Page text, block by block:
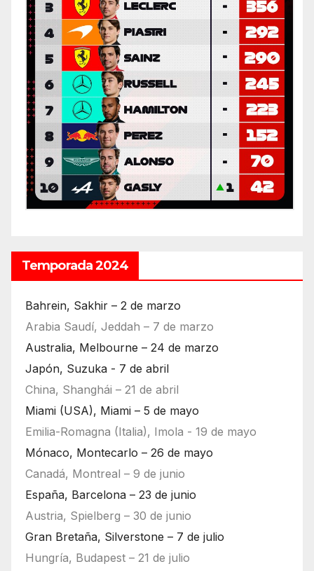
Temporada 2024
Bahrein, Sakhir – 2 de marzo
Arabia Saudí, Jeddah – 7 de marzo
Australia, Melbourne – 24 de marzo
Japón, Suzuka - 7 de abril
China, Shanghái – 21 de abril
Miami (USA), Miami – 5 de mayo
Emilia-Romagna (Italia), Imola - 19 de mayo
Mónaco, Montecarlo – 26 de mayo
Canadá, Montreal – 9 de junio
España, Barcelona – 23 de junio
Austria, Spielberg – 30 de junio
Gran Bretaña, Silverstone – 7 de julio
Hungría, Budapest – 21 de julio